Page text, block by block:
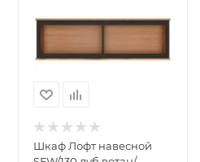
Шкаф Лофт навесной